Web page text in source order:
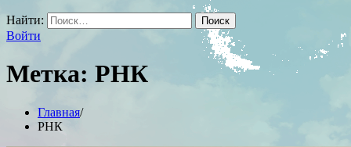
Найти:
Войти
Метка: РНК
Главная
РНК